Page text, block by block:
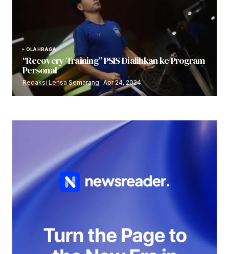
OLAHRAGA
“Recovery Training” PSIS Dialihkan ke Program
Personal
Redaksi Lensa Semarang Apr 24, 2024